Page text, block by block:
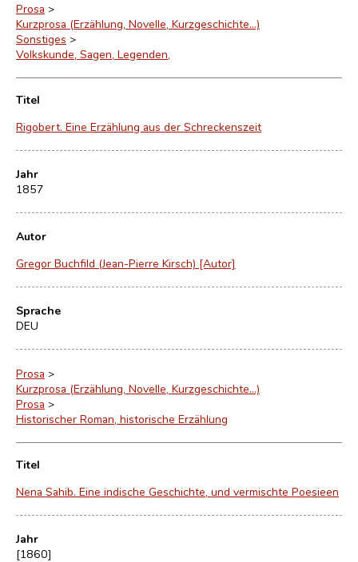
Prosa >
Kurzprosa (Erzählung, Novelle, Kurzgeschichte…)
Sonstiges >
Volkskunde, Sagen, Legenden,
Titel
Rigobert. Eine Erzählung aus der Schreckenszeit
Jahr
1857
Autor
Gregor Buchfild (Jean-Pierre Kirsch) [Autor]
Sprache
DEU
Prosa >
Kurzprosa (Erzählung, Novelle, Kurzgeschichte…)
Prosa >
Historischer Roman, historische Erzählung
Titel
Nena Sahib. Eine indische Geschichte, und vermischte Poesieen
Jahr
[1860]